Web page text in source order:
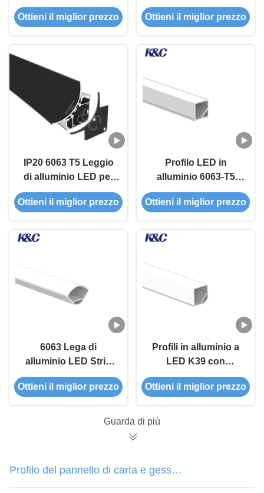
alluminio con
anodizzazione e
Ottieni il miglior prezzo
alluminio con
diffusore PMMA e
l'installazione di
Ottieni il miglior prezzo
IP20 6063 T5 Leggio
di alluminio LED per
profilo di alluminio di
angolo per il canale di
montato in superficie
Ottieni il miglior prezzo
Profilo LED in
alluminio 6063-T5
conforme a RoHS per
installazione ad
strisce luminose
Ottieni il miglior prezzo
6063 Lega di
alluminio LED Strip
Profilo di alluminio
con installazione ad
Ottieni il miglior prezzo
Profili in alluminio a
LED K39 con
dissipazione rapida
del calore per
a LED installata in
Ottieni il miglior prezzo
Guarda di più
Profilo del pannello di carta e gesso